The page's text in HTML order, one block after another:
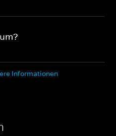
Informationen